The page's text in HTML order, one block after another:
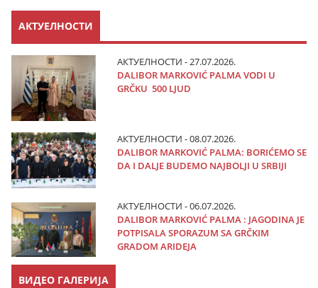
АКТУЕЛНОСТИ
АКТУЕЛНОСТИ - 27.07.2026.
DALIBOR MARKOVIĆ PALMA VODI U
GRČKU 500 LJUD
АКТУЕЛНОСТИ - 08.07.2026.
DALIBOR MARKOVIĆ PALMA: BORIĆEMO SE
DA I DALJE BUDEMO NAJBOLJI U SRBIJI
АКТУЕЛНОСТИ - 06.07.2026.
DALIBOR MARKOVIĆ PALMA : JAGODINA JE
POTPISALA SPORAZUM SA GRČKIM
GRADOM ARIDEJA
ВИДЕО ГАЛЕРИЈА